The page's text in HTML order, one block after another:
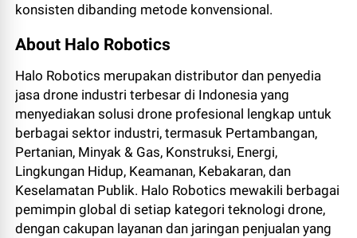
konsisten dibanding metode konvensional.
About Halo Robotics
Halo Robotics merupakan distributor dan penyedia
jasa drone industri terbesar di Indonesia yang
menyediakan solusi drone profesional lengkap untuk
berbagai sektor industri, termasuk Pertambangan,
Pertanian, Minyak & Gas, Konstruksi, Energi,
Lingkungan Hidup, Keamanan, Kebakaran, dan
Keselamatan Publik. Halo Robotics mewakili berbagai
pemimpin global di setiap kategori teknologi drone,
dengan cakupan layanan dan jaringan penjualan yang